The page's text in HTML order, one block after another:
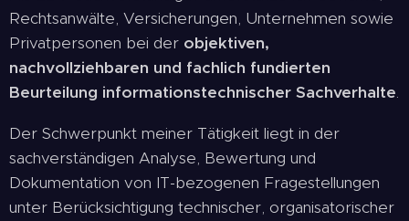
Rechtsanwälte, Versicherungen, Unternehmen sowie
Privatpersonen bei der objektiven,
nachvollziehbaren und fachlich fundierten
Beurteilung informationstechnischer Sachverhalte.
Der Schwerpunkt meiner Tätigkeit liegt in der
sachverständigen Analyse, Bewertung und
Dokumentation von IT-bezogenen Fragestellungen
unter Berücksichtigung technischer, organisatorischer